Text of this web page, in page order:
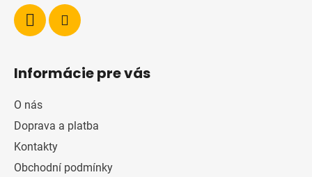
Informácie pre vás
O nás
Doprava a platba
Kontakty
Obchodní podmínky